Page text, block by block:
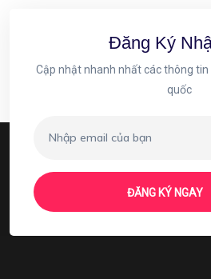
Đăng Ký
Cập nhật nhanh nhất các thông
quốc
ĐĂNG KÝ NGAY